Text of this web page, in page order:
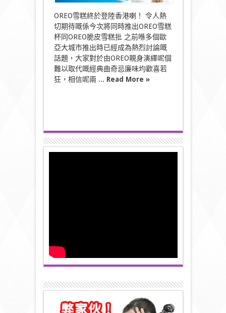
的
經
典
口
味
新
演
繹〉
中
OREO雪糕終於登陸香港喇！ 令人熱
切期待嘅係今次將同時推出OREO雪糕
杯同OREO脆皮雪糕批 之前喺多個歐
亞大城市推出時已經成為熱烈討論嘅
話題，大家對於由OREO親身演繹呢個
難以取代嘅經典曲奇忌廉味均歡喜若
狂，相信呢兩 ... Read More »